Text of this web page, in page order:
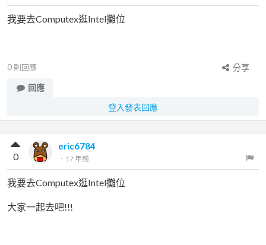
我要去Computex逛Intel攤位
0 則回應
分享
回應
登入發表回應
eric6784
． 17 年前
0
我要去Computex逛Intel攤位
大家一起去吧!!!